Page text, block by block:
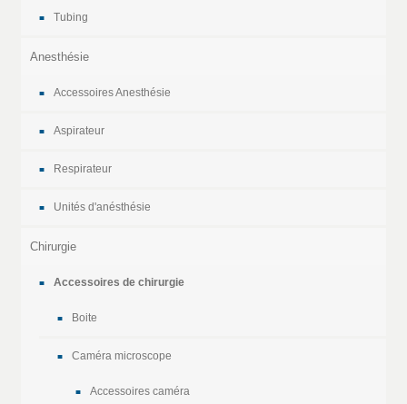
Tubing
Anesthésie
Accessoires Anesthésie
Aspirateur
Respirateur
Unités d'anésthésie
Chirurgie
Accessoires de chirurgie
Boite
Caméra microscope
Accessoires caméra